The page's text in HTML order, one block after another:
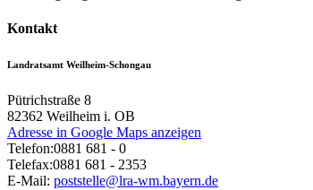
Kontakt
Landratsamt Weilheim-Schongau
Pütrichstraße 8
82362 Weilheim i. OB
Adresse in Google Maps anzeigen
Telefon:0881 681 - 0
Telefax:0881 681 - 2353
E-Mail: poststelle@lra-wm.bayern.de